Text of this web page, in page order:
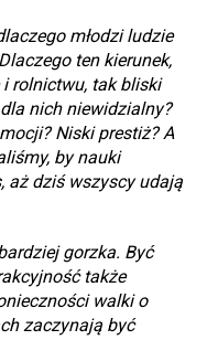
młodzi ludzie
ten kierunek,
rolnictwu, tak bliski
nich niewidzialny?
Niski prestiż? A
by nauki
aż dziś wszyscy udają
gorzka. Być
także
walki o
zaczynają być